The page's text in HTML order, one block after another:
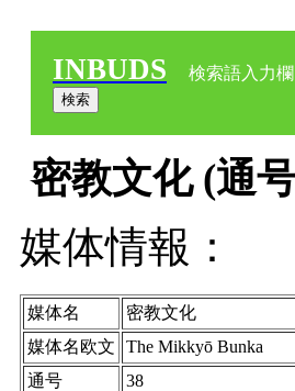
INBUDS 検索語入力欄
密教文化 (通
媒体情報：
媒体名
密教文化
媒体名欧文
The Mikkyō Bunka
通号
38